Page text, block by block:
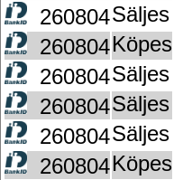
260804Säljes
260804Köpes
260804Säljes
260804Säljes
260804Säljes
260804Köpes